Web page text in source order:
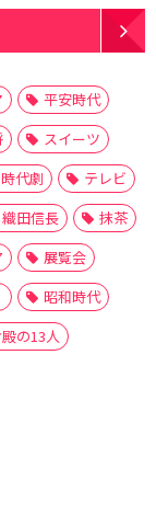
平安時代
スイーツ
時代劇
テレビ
織田信長
抹茶
展覧会
昭和時代
の13人